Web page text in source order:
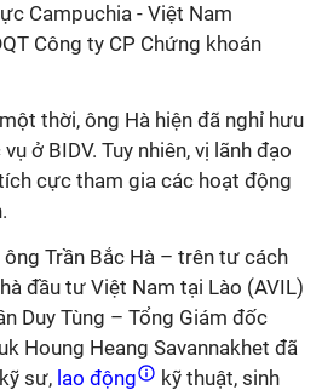
Campuchia - Việt Nam
Công ty CP Chứng khoán
thời, ông Hà hiện đã nghỉ hưu
ở BIDV. Tuy nhiên, vị lãnh đạo
cực tham gia các hoạt động
Trần Bắc Hà – trên tư cách
đầu tư Việt Nam tại Lào (AVIL)
Duy Tùng – Tổng Giám đốc
Houng Heang Savannakhet đã
sư, lao động
kỹ thuật, sinh